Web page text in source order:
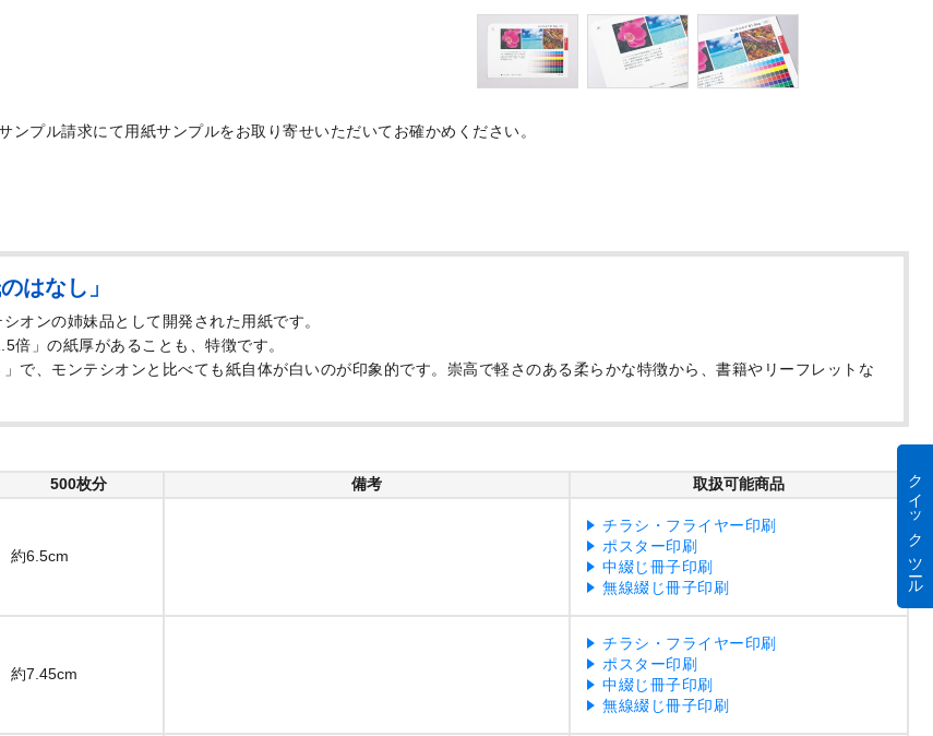
ンプル請求にて用紙サンプルをお取り寄せいただいてお確かめください。
はなし」
オンの姉妹品として開発された用紙です。
倍」の紙厚があることも、特徴です。
で、モンテシオンと比べても紙自体が白いのが印象的です。崇高で軽さのある柔らかな特徴から、書籍やリーフレットな
500枚分 備考 取扱可能商品
約6.5cm
チラシ・フライヤー印刷
ポスター印刷
中綴じ冊子印刷
無線綴じ冊子印刷
約7.45cm
チラシ・フライヤー印刷
ポスター印刷
中綴じ冊子印刷
無線綴じ冊子印刷
クイック ツール